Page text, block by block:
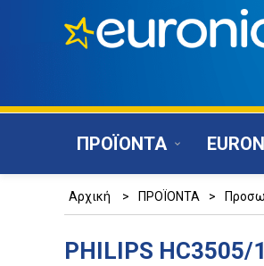
ΠΡΟΪΟΝΤΑ
Αρχική > ΠΡΟΪΟΝΤΑ >
PHILIPS HC3505/